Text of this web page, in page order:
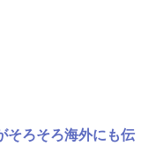
そろそろ海外にも伝